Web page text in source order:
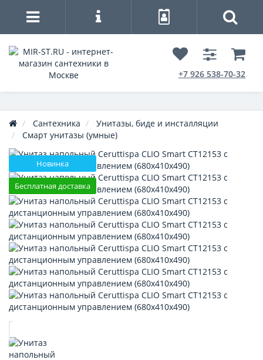
+7 926 538-70-32
Сантехника
Унитазы, биде и инсталляции
Смарт унитазы (умные)
Новинка
Бесплатная доставка